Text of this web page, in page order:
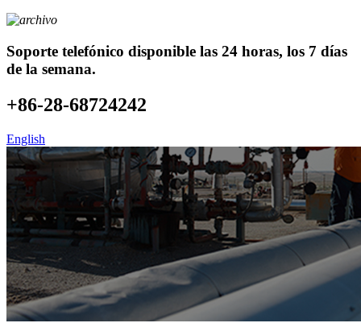
Soporte telefónico disponible las 24 horas, los 7 días
de la semana.
+86-28-68724242
English